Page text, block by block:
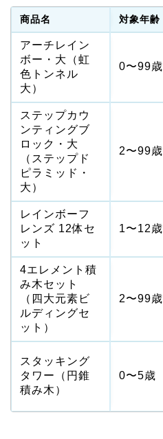
商品名 対象年齢
アーチレイン
ボー・大（虹
色トンネル
大）
0〜99歳
ステップカウ
ンティングブ
ロック・大
（ステップド
ピラミッド・
大）
2〜99歳
レインボーフ
レンズ 12体セ
ット
1〜12歳
4エレメント積
み木セット
（四大元素ビ
ルディングセ
ット）
2〜99歳
スタッキング
タワー（円錐
積み木）
0〜5歳